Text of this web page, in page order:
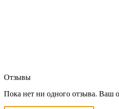
Отзывы
Пока нет ни одного отзыва. Ваш